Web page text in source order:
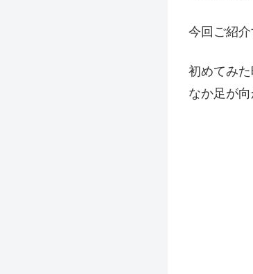
今回ご紹
初めてみ
なか足が